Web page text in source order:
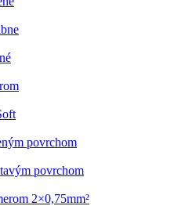
povrchom
povrchom
2×0,75mm²